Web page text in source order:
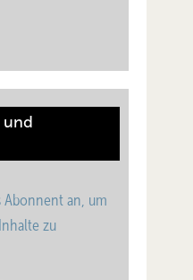
Abonnent an, um
zu